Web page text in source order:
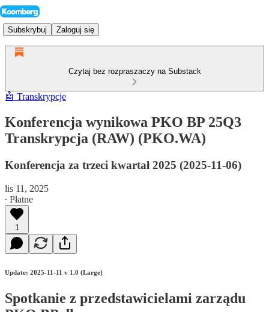
Subskrybuj Zaloguj się
Czytaj bez rozpraszaczy na Substack
🤖 Transkrypcje
Konferencja wynikowa PKO BP 25Q3
Transkrypcja (RAW) (PKO.WA)
Konferencja za trzeci kwartał 2025 (2025-11-06)
lis 11, 2025
∙ Płatne
1
Update: 2025-11-11 v 1.0 (Large)
Spotkanie z przedstawicielami zarządu